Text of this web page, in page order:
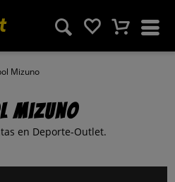
Mizuno
Mizuno
en Deporte-Outlet.